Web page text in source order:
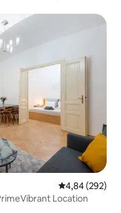
Priemerné
4,84 (292)
Location